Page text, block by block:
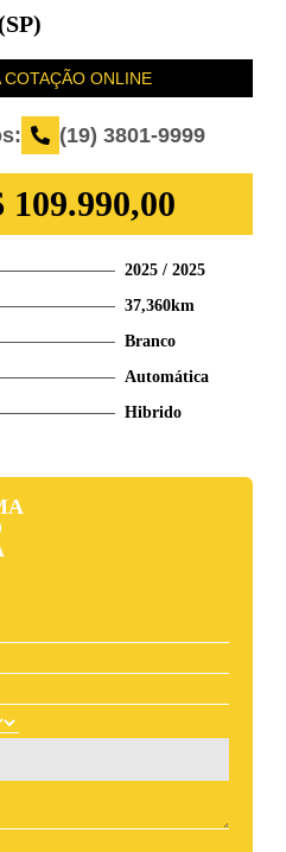
ONLINE
(19) 3801-9999
109.990,00
2025/ 2025
37,360km
Branco
Automática
Hibrido